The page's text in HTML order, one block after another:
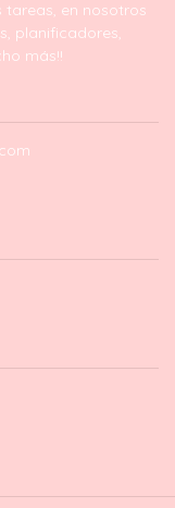
en nosotros
planificadores,
más!!